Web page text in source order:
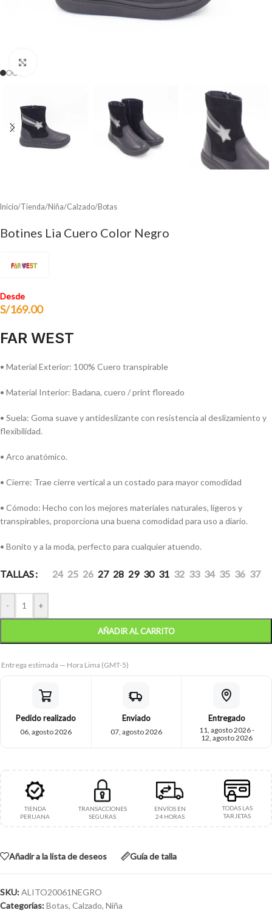
Inicio/Tienda/Niña/Calzado/Botas
Botines Lia Cuero Color Negro
Desde
S/169.00
FAR WEST
• Material Exterior: 100% Cuero transpirable
• Material Interior: Badana, cuero / print floreado
• Suela: Goma suave y antideslizante con resistencia al deslizamiento y
flexibilidad.
• Arco anatómico.
• Cierre: Trae cierre vertical a un costado para mayor comodidad
• Cómodo: Hecho con los mejores materiales naturales, ligeros y
transpirables, proporciona una buena comodidad para uso a diario.
• Bonito y a la moda, perfecto para cualquier atuendo.
TALLAS 24 25 26 27 28 29 30 31 32 33 34 35 36 37
- +
AÑADIR AL CARRITO
Entrega estimada — Hora Lima (GMT-5)
Pedido realizado
06, agosto 2026
Enviado
07, agosto 2026
Entregado
11, agosto 2026 -
12, agosto 2026
TIENDA
PERUANA
TRANSACCIONES
SEGURAS
ENVÍOS EN
24 HORAS
TODAS LAS
TARJETAS
Añadir a la lista de deseos Guía de talla
SKU:ALITO20061NEGRO
Categorías:Botas, Calzado, Niña